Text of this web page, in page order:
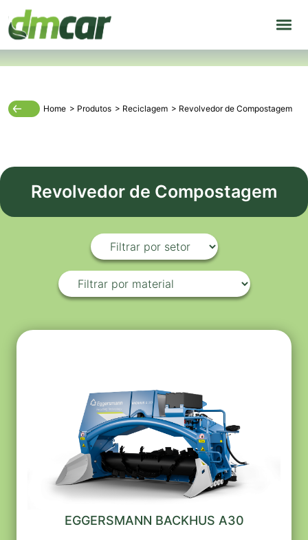
Home > Produtos > Reciclagem > Revolvedor de Compostagem
Revolvedor de Compostagem
EGGERSMANN BACKHUS A30